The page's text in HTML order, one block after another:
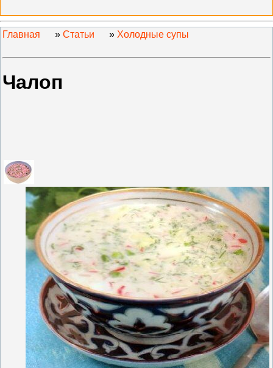
Главная » Статьи » Холодные супы
Чалоп